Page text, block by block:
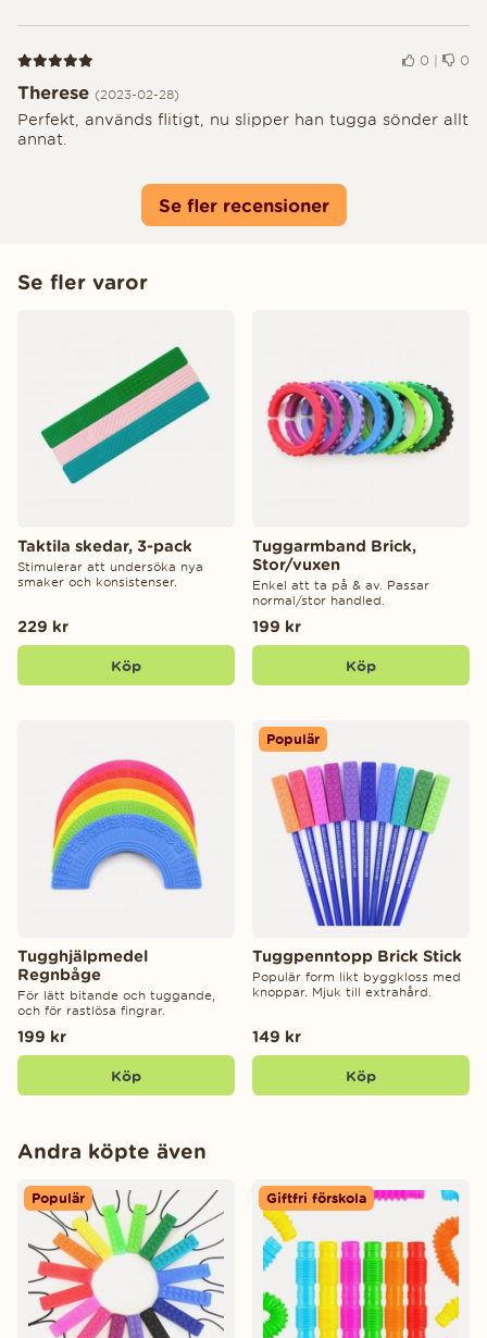
Recension 5 av 5 0 | 0
Therese (2023-02-28)
Perfekt, används flitigt, nu slipper han tugga sönder allt
annat.
Se fler recensioner
Se fler varor
Taktila skedar, 3-pack
Stimulerar att undersöka nya
smaker och konsistenser.
229 kr
Köp
Tuggarmband Brick,
Stor/vuxen
Enkel att ta på & av. Passar
normal/stor handled.
199 kr
Köp
Tugghjälpmedel
Regnbåge
För lätt bitande och tuggande,
och för rastlösa fingrar.
199 kr
Köp
Populär
Tuggpenntopp Brick Stick
Populär form likt byggkloss med
knoppar. Mjuk till extrahård.
149 kr
Köp
Andra köpte även
Populär Giftfri förskola